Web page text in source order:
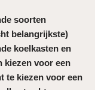
soorten
belangrijkste)
koelkasten en
kiezen voor een
te kiezen voor een